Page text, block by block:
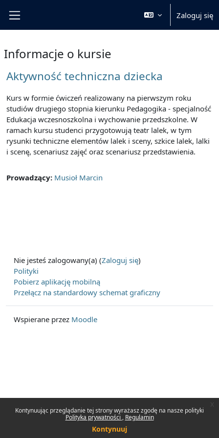
Kontynuując przeglądanie tej strony wyrażasz zgodę na nasze polityki
Polityka prywatności
Regulamin
Kontynuuj
Zaloguj się
Informacje o kursie
Aktywność techniczna dziecka
Kurs w formie ćwiczeń realizowany na pierwszym roku
studiów drugiego stopnia kierunku Pedagogika - specjalność
Edukacja wczesnoszkolna i wychowanie przedszkolne. W
ramach kursu studenci przygotowują teatr lalek, w tym
rysunki techniczne elementów lalek i sceny, szkice lalek, lalki
i scenę, scenariusz zajęć oraz scenariusz przedstawienia.
Prowadzący: Musioł Marcin
Nie jesteś zalogowany(a) (Zaloguj się)
Polityki
Pobierz aplikację mobilną
Przełącz na standardowy schemat graficzny
Wspierane przez Moodle